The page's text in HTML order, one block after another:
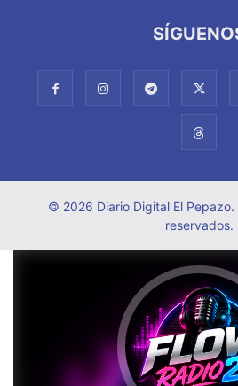
© 2026 Diario Digital El Pepazo.
reservados.